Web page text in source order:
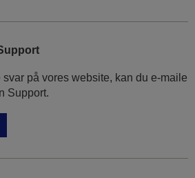
på vores website, kan du e-maile
Support.